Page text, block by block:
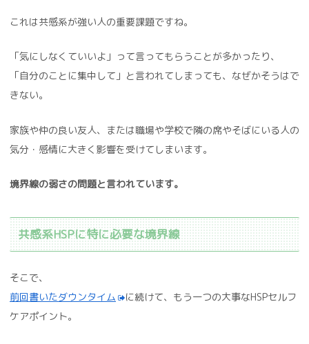
これは共感系が強い人の重要課題ですね。
「気にしなくていいよ」って言ってもらうことが多かったり、
「自分のことに集中して」と言われてしまっても、なぜかそうはで
きない。
家族や仲の良い友人、または職場や学校で隣の席やそばにいる人の
気分・感情に大きく影響を受けてしまいます。
境界線の弱さの問題と言われています。
共感系HSPに特に必要な境界線
そこで、
前回書いたダウンタイム
に続けて、もう一つの大事なHSPセルフ
ケアポイント。